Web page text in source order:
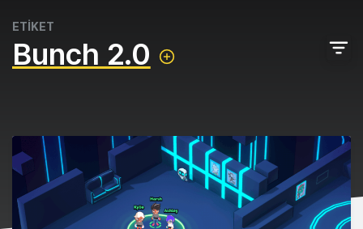
ETİKET
Bunch 2.0